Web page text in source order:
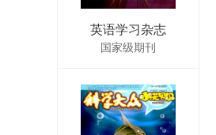
英语学习杂志
国家级期刊